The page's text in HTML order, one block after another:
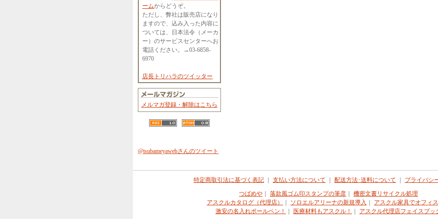
ームからどうぞ。
ただし、弊社は販売店になり
ますので、込み入った内容に
ついては、日本法令（メーカ
ー）のサービスセンターへお
電話ください。→03-6858-
6970
店長トリハラのツイッター
メルマガ登録・解除はこちら
@tsubameyawebさんのツイート
特定商取引法に基づく表記 支払い方法について 配送方法･送料について
プライバシ
つばめや
落款風ゴム印スタンプの筆彦
機密文書リサイクル処理
アスクルカタログ（代理店）
ソロエルアリーナの新規導入
アスクル家具でオフィ
激安の名入れボールペン！
医療材料もアスクル！ アスクル代理店フェイスブッ